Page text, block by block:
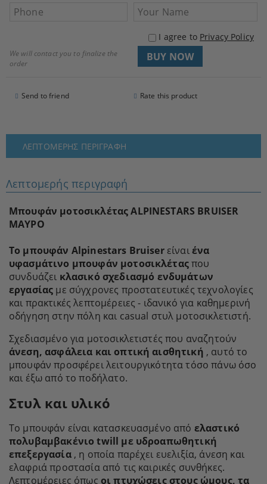
I agree to Privacy Policy
We will contact you to finalize the
order
Send to friend Rate this product
ΛΕΠΤΟΜΕΡΉΣ ΠΕΡΙΓΡΑΦΉ
Λεπτομερής περιγραφή
Μπουφάν μοτοσικλέτας ALPINESTARS BRUISER
ΜΑΥΡΟ
Το μπουφάν Alpinestars Bruiserείναιένα
υφασμάτινο μπουφάν μοτοσικλέταςπου
συνδυάζει κλασικό σχεδιασμό ενδυμάτων
εργασίας με σύγχρονες προστατευτικές τεχνολογίες
και πρακτικές λεπτομέρειες - ιδανικό για καθημερινή
οδήγηση στην πόλη και casual στυλ μοτοσικλετιστή.
Σχεδιασμένο για μοτοσικλετιστές που αναζητούν
άνεση, ασφάλεια και οπτική αισθητική , αυτό το
μπουφάν προσφέρει λειτουργικότητα τόσο πάνω όσο
και έξω από το ποδήλατο.
Στυλ και υλικό
Το μπουφάν είναι κατασκευασμένο από ελαστικό
πολυβαμβακένιο twill με υδροαπωθητική
επεξεργασία, η οποία παρέχει ευελιξία, άνεση και
ελαφριά προστασία από τις καιρικές συνθήκες.
Λεπτομέρειες όπως οι πτυχώσεις στους ώμους, τα